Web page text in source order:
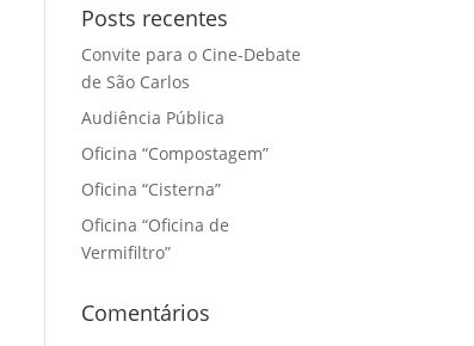
Posts recentes
Convite para o Cine-Debate
de São Carlos
Audiência Pública
Oficina “Compostagem”
Oficina “Cisterna”
Oficina “Oficina de
Vermifiltro”
Comentários